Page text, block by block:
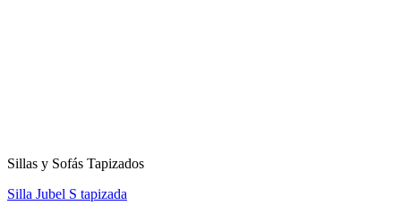
Sillas y Sofás Tapizados
Silla Jubel S tapizada